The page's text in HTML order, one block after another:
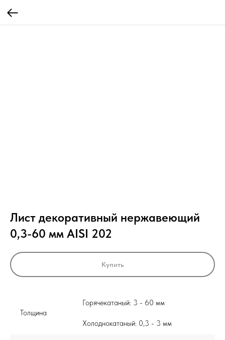
Лист декоративный нержавеющий
0,3-60 мм AISI 202
Купить
Толщина
Горячекатаный: 3 - 60 мм
Холоднокатаный: 0,3 - 3 мм